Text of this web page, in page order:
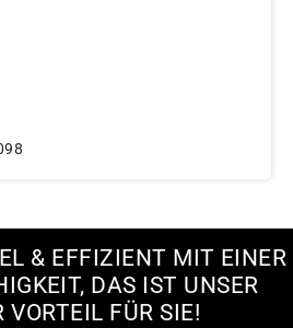
& EFFIZIENT MIT EINER
DAS IST UNSER
VORTEIL FÜR SIE!